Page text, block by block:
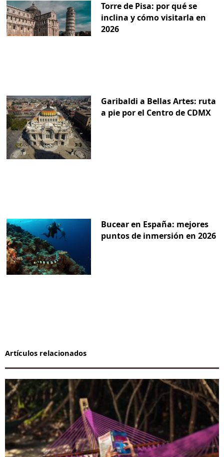
Torre de Pisa: por qué se
inclina y cómo visitarla en
2026
Garibaldi a Bellas Artes: ruta
a pie por el Centro de CDMX
Bucear en España: mejores
puntos de inmersión en 2026
Artículos relacionados